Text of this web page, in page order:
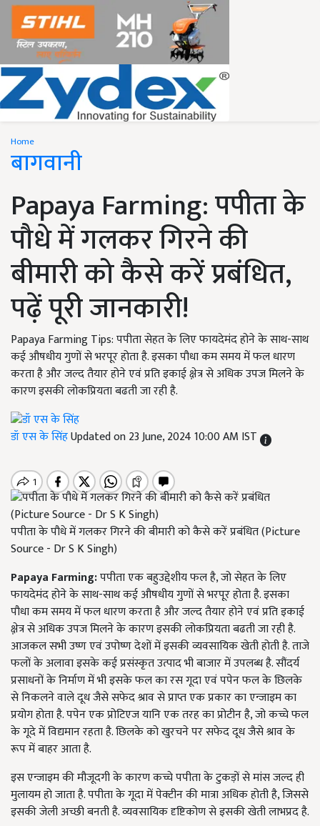
Home
बागवानी
Papaya Farming: पपीता के
पौधे में गलकर गिरने की
बीमारी को कैसे करें प्रबंधित,
पढ़ें पूरी जानकारी!
Papaya Farming Tips: पपीता सेहत के लिए फायदेमंद होने के साथ-साथ
कई औषधीय गुणों से भरपूर होता है. इसका पौधा कम समय में फल धारण
करता है और जल्द तैयार होने एवं प्रति इकाई क्षे़त्र से अधिक उपज मिलने के
कारण इसकी लोकप्रियता बढती जा रही है.
डॉ एस के सिंहUpdated on 23 June, 2024 10:00 AM IST
पपीता के पौधे में गलकर गिरने की बीमारी को कैसे करें प्रबंधित (Picture
Source - Dr S K Singh)
Papaya Farming:पपीता एक बहुउद्देशीय फल है, जो सेहत के लिए
फायदेमंद होने के साथ-साथ कई औषधीय गुणों से भरपूर होता है. इसका
पौधा कम समय में फल धारण करता है और जल्द तैयार होने एवं प्रति इकाई
क्षे़त्र से अधिक उपज मिलने के कारण इसकी लोकप्रियता बढती जा रही है.
आजकल सभी उष्ण एवं उपोष्ण देशों में इसकी व्यवसायिक खेती होती है. ताजे
फलों के अलावा इसके कई प्रसंस्कृत उत्पाद भी बाजार में उपलब्ध है. सौंदर्य
प्रसाधनों के निर्माण में भी इसके फल का रस गूदा एवं पपेन फल के छिलके
से निकलने वाले दूध जैसे सफेद श्राव से प्राप्त एक प्रकार का एन्जाइम का
प्रयोग होता है. पपेन एक प्रोटिएज यानि एक तरह का प्रोटीन है, जो कच्चे फल
के गूदे में विद्यमान रहता है. छिलके को खुरचने पर सफेद दूध जैसे श्राव के
रूप में बाहर आता है.
इस एन्जाइम की मौजूदगी के कारण कच्चे पपीता के टुकड़ों से मांस जल्द ही
मुलायम हो जाता है. पपीता के गूदा में पेक्टीन की मात्रा अधिक होती है, जिससे
इसकी जेली अच्छी बनती है. व्यवसायिक दृष्टिकोण से इसकी खेती लाभप्रद है.